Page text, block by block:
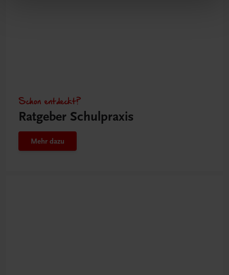
Schon entdeckt?
Ratgeber Schulpraxis
Mehr dazu